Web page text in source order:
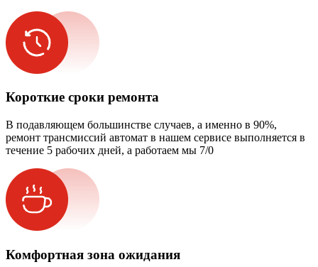
Короткие сроки ремонта
В подавляющем большинстве случаев, а именно в 90%,
ремонт трансмиссий автомат в нашем сервисе выполняется в
течение 5 рабочих дней, а работаем мы 7/0
Комфортная зона ожидания